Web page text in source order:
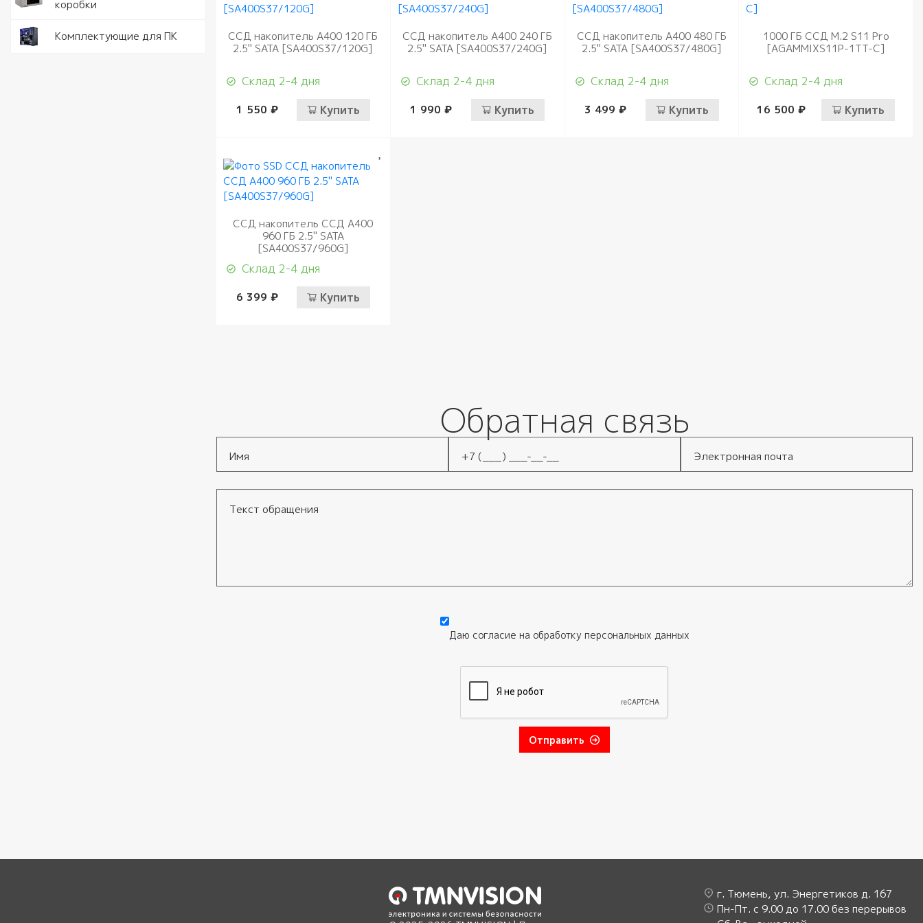
USB Flash память
Крепеж и расходные
Кабели соединительные и
коробки
Комплектующие для ПК Оперативная память
ССД накопитель A400 120 ГБ
2.5" SATA [SA400S37/120G]
Склад 2-4 дня
1 550 ₽ Купить
ССД накопитель A400 240 ГБ
2.5" SATA [SA400S37/240G]
Склад 2-4 дня
1 990 ₽ Купить
ССД накопитель A400 480 ГБ
2.5" SATA [SA400S37/480G]
Склад 2-4 дня
3 499 ₽ Купить
1000 ГБ ССД M.2 S11 Pro
[AGAMMIXS11P-1TT-C]
Склад 2-4 дня
16 500 ₽ Купить
ССД накопитель ССД A400
960 ГБ 2.5" SATA
[SA400S37/960G]
Склад 2-4 дня
6 399 ₽ Купить
Обратная связь
Даю согласие на обработку персональных данных
Отправить
г. Тюмень, ул. Энергетиков д. 167
Пн-Пт. с 9.00 до 17.00 без перерывов